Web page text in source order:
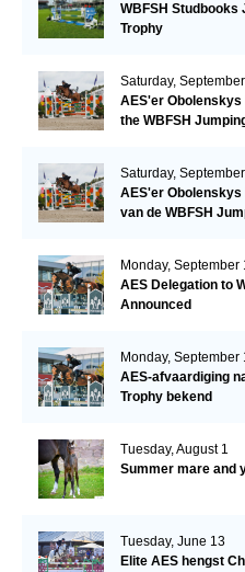
WBFSH Studbooks
Trophy
Saturday,
AES'er
the WBFSH
Saturday,
AES'er
van de WBFSH
Monday, September
AES Delegation to
Announced
Monday, September
AES-afvaardiging
Trophy bekend
Tuesday, August 1
Summer mare and
Tuesday, June 13
Elite AES hengst